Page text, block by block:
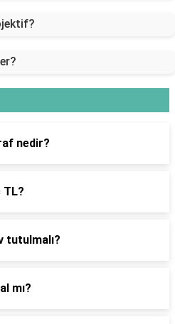
nedir?
TL?
tutulmalı?
mı?